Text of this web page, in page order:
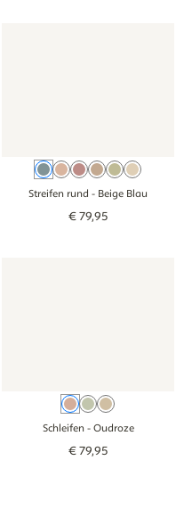
Beige Blau
Oudroze
RosaBraun
GroenBeige
Streifen rund - Beige Blau
€79,95
Oudroze
GroenBeige
Schleifen- Oudroze
€79,95